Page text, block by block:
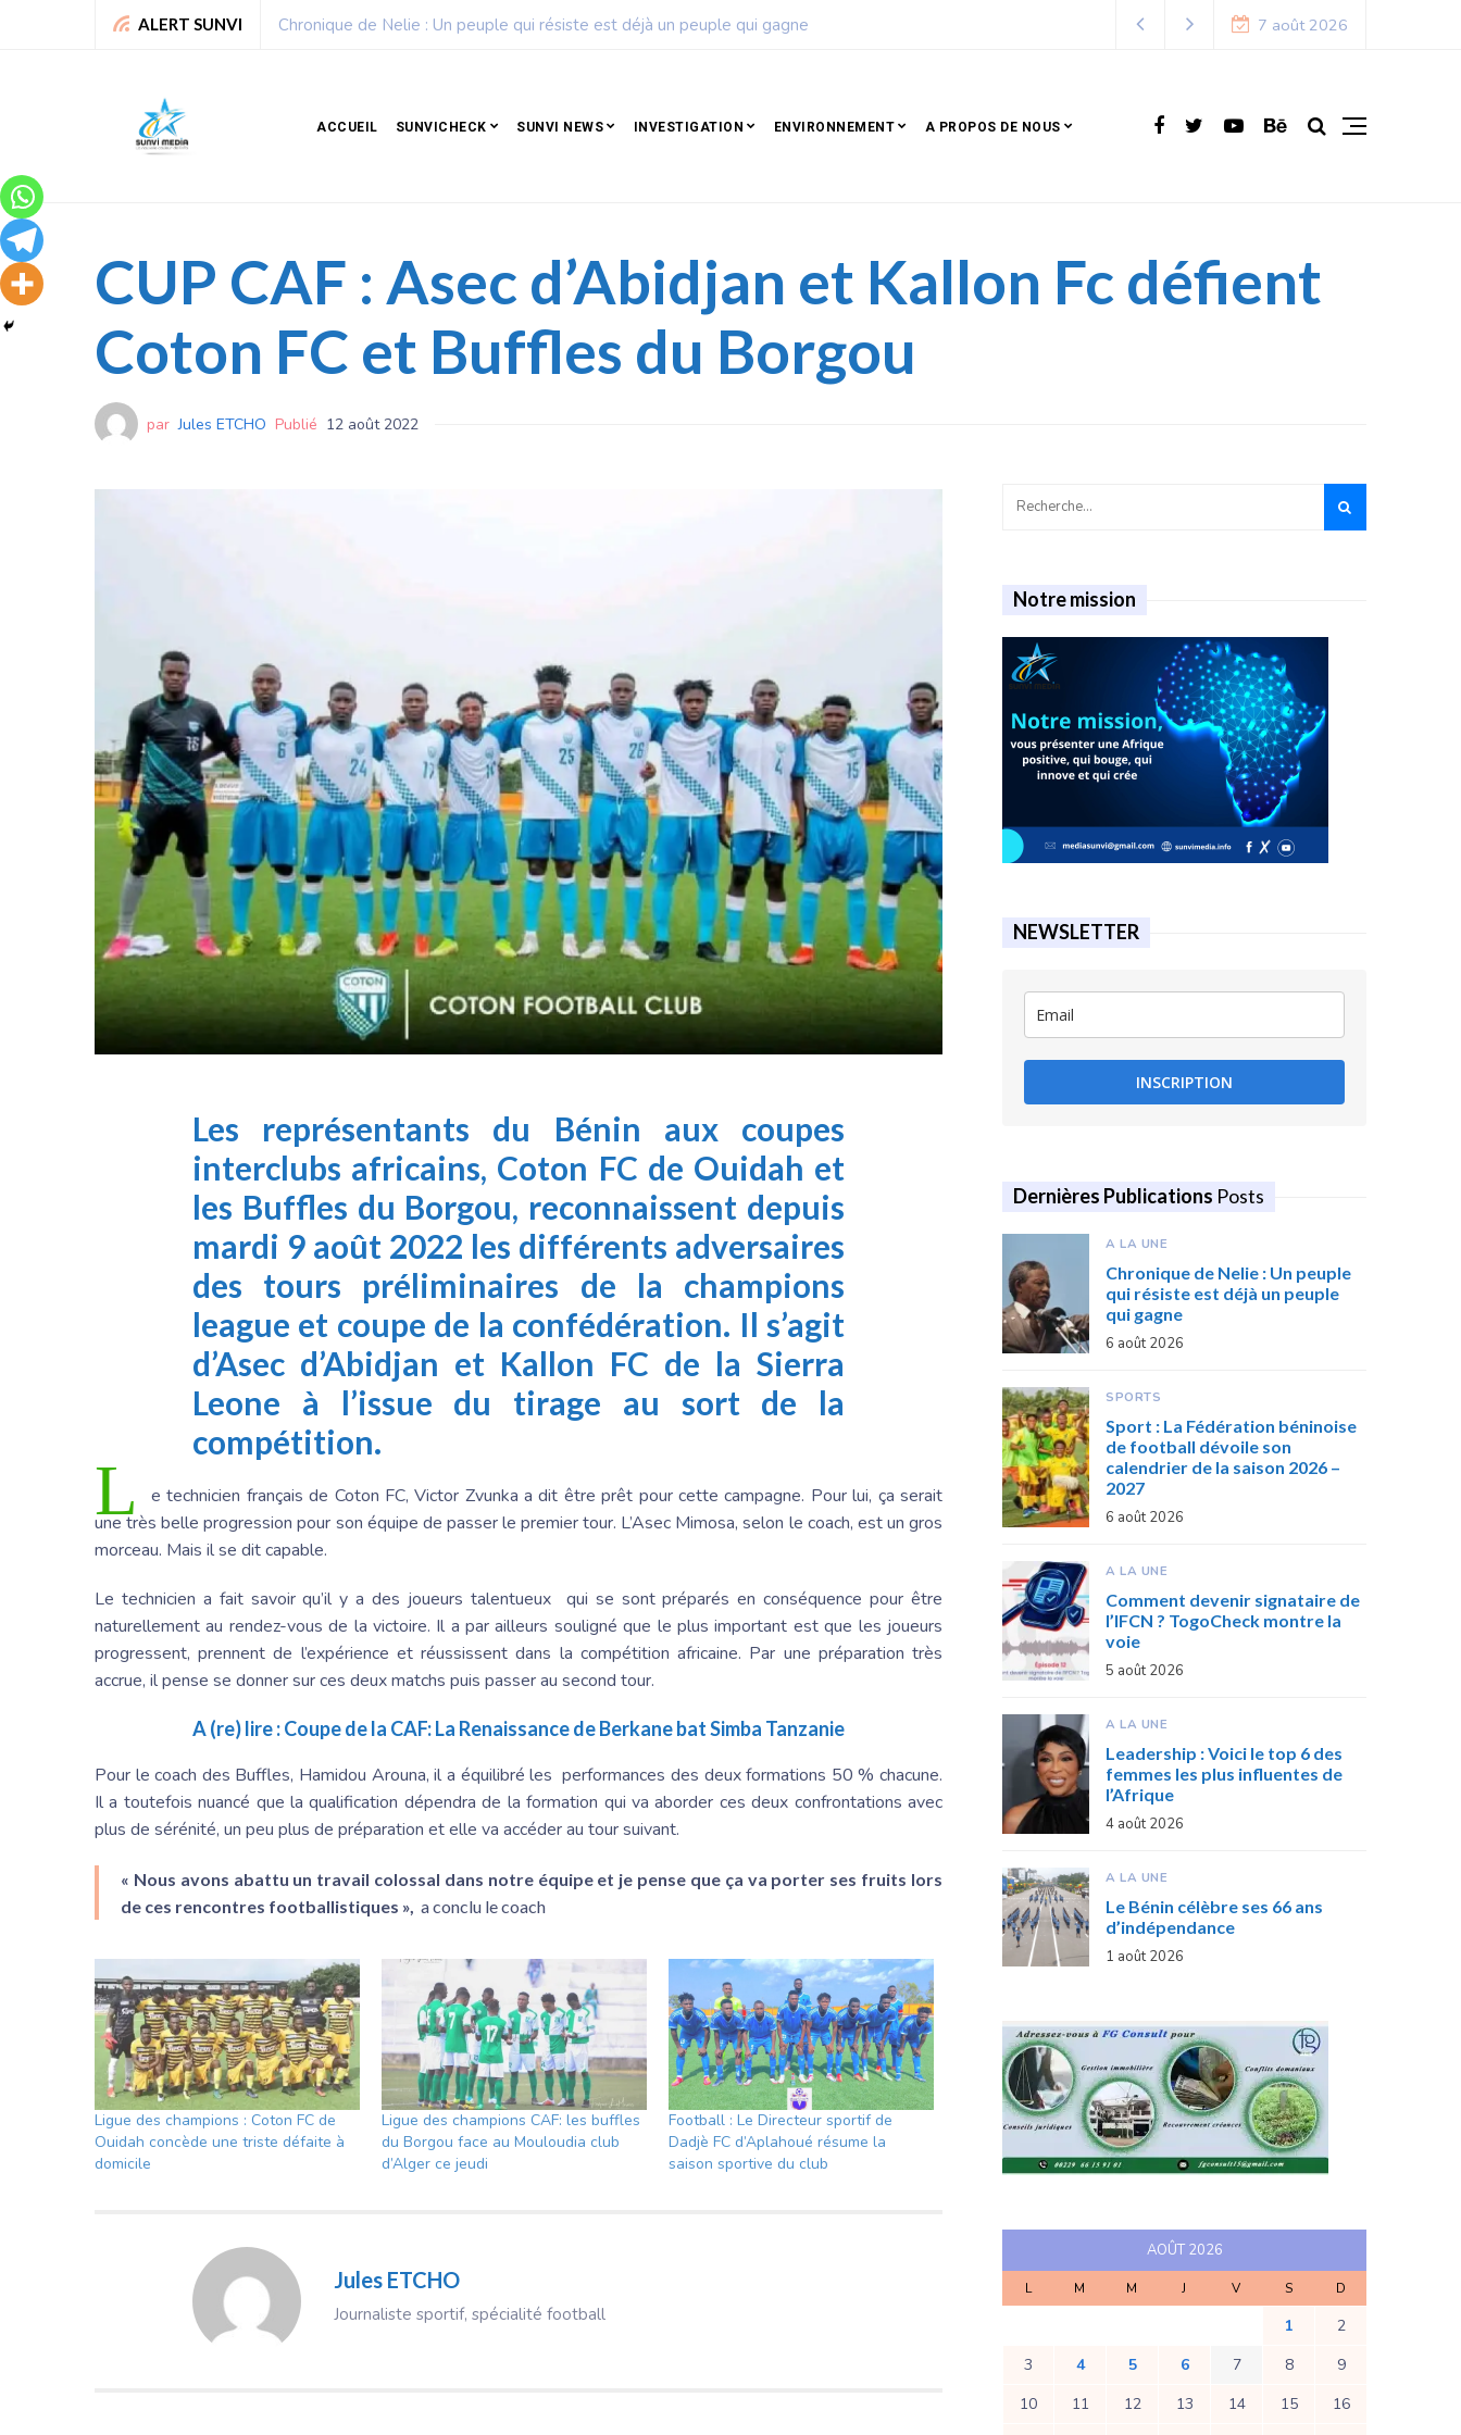
ALERT SUNVI Sport : La Fédération béninoise de football dévoile son calendrier de la saison 2026 – 2027 7 août 2026
ACCUEIL SUNVICHECK SUNVI NEWS INVESTIGATION ENVIRONNEMENT A PROPOS DE NOUS
CUP CAF : Asec d’Abidjan et Kallon Fc défient
Coton FC et Buffles du Borgou
par Jules ETCHO Publié 12 août 2022
Les représentants du Bénin aux coupes
interclubs africains, Coton FC de Ouidah et
les Buffles du Borgou, reconnaissent depuis
mardi 9 août 2022 les différents adversaires
des tours préliminaires de la champions
league et coupe de la confédération. Il s’agit
d’Asec d’Abidjan et Kallon FC de la Sierra
Leone à l’issue du tirage au sort de la
compétition.
L
e technicien français de Coton FC, Victor Zvunka a dit être prêt pour cette campagne. Pour lui, ça serait
une très belle progression pour son équipe de passer le premier tour. L’Asec Mimosa, selon le coach, est un gros
morceau. Mais il se dit capable.
Le technicien a fait savoir qu’il y a des joueurs talentueux qui se sont préparés en conséquence pour être
naturellement au rendez-vous de la victoire. Il a par ailleurs souligné que le plus important est que les joueurs
progressent, prennent de l’expérience et réussissent dans la compétition africaine. Par une préparation très
accrue, il pense se donner sur ces deux matchs puis passer au second tour.
A (re) lire :Coupe de la CAF: La Renaissance de Berkane bat Simba Tanzanie
Pour le coach des Buffles, Hamidou Arouna, il a équilibré les performances des deux formations 50 % chacune.
Il a toutefois nuancé que la qualification dépendra de la formation qui va aborder ces deux confrontations avec
plus de sérénité, un peu plus de préparation et elle va accéder au tour suivant.
« Nous avons abattu un travail colossal dans notre équipe et je pense que ça va porter ses fruits lors
de ces rencontres footballistiques », a conclu le coach
Ligue des champions : Coton FC de
Ouidah concède une triste défaite à
domicile
Ligue des champions CAF: les buffles
du Borgou face au Mouloudia club
d’Alger ce jeudi
Football : Le Directeur sportif de
Dadjè FC d’Aplahoué résume la
saison sportive du club
Jules ETCHO
Journaliste sportif, spécialité football
Notre mission
NEWSLETTER
INSCRIPTION
Dernières Publications Posts
A LA UNE
Chronique de Nelie : Un peuple
qui résiste est déjà un peuple
qui gagne
6 août 2026
SPORTS
Sport : La Fédération béninoise
de football dévoile son
calendrier de la saison 2026 –
2027
6 août 2026
A LA UNE
Comment devenir signataire de
l’IFCN ? TogoCheck montre la
voie
5 août 2026
A LA UNE
Leadership : Voici le top 6 des
femmes les plus influentes de
l’Afrique
4 août 2026
A LA UNE
Le Bénin célèbre ses 66 ans
d’indépendance
1 août 2026
AOÛT 2026
L M M J V S D
1
2
3
4 5 6 7 8
9
10
11 12 13 14 15
16